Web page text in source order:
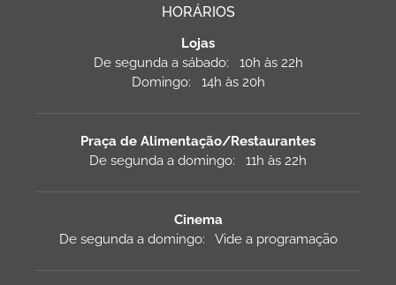
HORÁRIOS
Lojas
De segunda a sábado: 10h às 22h
Domingo: 14h às 20h
Praça de Alimentação/Restaurantes
De segunda a domingo: 11h às 22h
Cinema
De segunda a domingo: Vide a programação